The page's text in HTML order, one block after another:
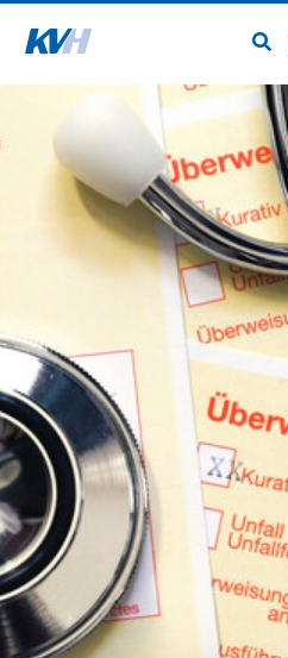
Zur Startseite